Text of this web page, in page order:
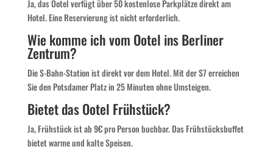
Ja, das Ootel verfügt über 50 kostenlose Parkplätze direkt am
Hotel. Eine Reservierung ist nicht erforderlich.
Wie komme ich vom Ootel insBerliner
Zentrum?
Die S-Bahn-Station ist direkt vor dem Hotel. Mit der S7 erreichen
Sie den Potsdamer Platz in 25 Minuten ohne Umsteigen.
Bietet das Ootel Frühstück?
Ja, Frühstück ist ab 9€ pro Person buchbar. Das Frühstücksbuffet
bietet warme und kalte Speisen.